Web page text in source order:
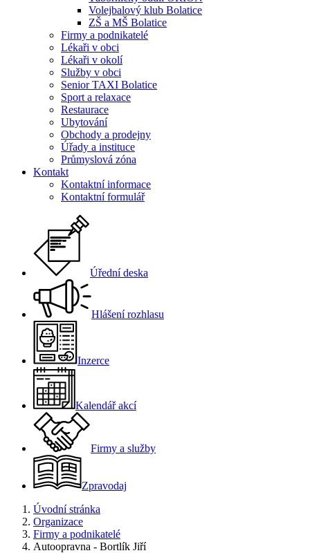
Volejbalový klub Bolatice
ZŠ a MŠ Bolatice
Firmy a podnikatelé
Lékaři v obci
Lékaři v okolí
Služby v obci
Senior TAXI Bolatice
Sport a relaxace
Restaurace
Ubytování
Obchody a prodejny
Úřady a instituce
Průmyslová zóna
Kontakt
Kontaktní informace
Kontaktní formulář
Úřední deska
Hlášení rozhlasu
Inzerce
Kalendář akcí
Firmy a služby
Zpravodaj
Úvodní stránka
Organizace
Firmy a podnikatelé
Autoopravna - Bortlík Jiří